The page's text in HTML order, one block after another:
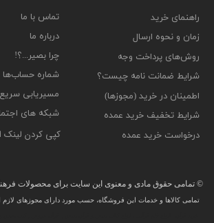
راهنمای خرید
زمان و نحوه ارسال
روش‌های پرداخت وجه
شرایط ضمانت نامه چیست؟
اطمینان در خرید (مجوزها)
شرایط تخفیف خرید عمده
درخواست خرید عمده
© تمامی حقوق مادی و معنوی این سایت برای محصولات
تمامی كالاها و خدمات این فروشگاه، حسب مورد دارای مجوزهای لازم
تماس با ما
درباره ما
چرا بصیر...؟!
شماره حساب‌ها
مسیریابی سریع
شبکه های
کپی کردن